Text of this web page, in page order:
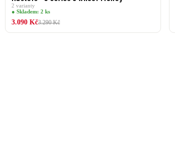
2 varianty
● Skladem: 2 ks
3.090 Kč3.290 Kč